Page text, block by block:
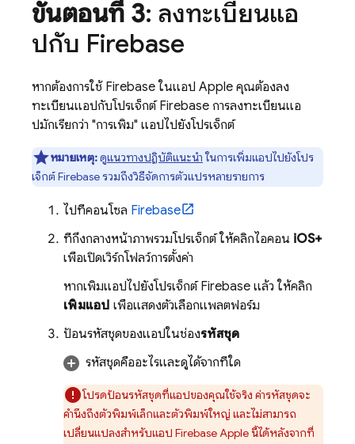
ขั้นตอนที่ 3: ลงทะเบียนแอ
ปกับ Firebase
หากต้องการใช้ Firebase ในแอป Apple คุณต้องลง
ทะเบียนแอปกับโปรเจ็กต์ Firebase การลงทะเบียนแอ
ปมักเรียกว่า "การเพิ่ม" แอปไปยังโปรเจ็กต์
หมายเหตุ:ดูแนวทางปฏิบัติแนะนำ ในการเพิ่มแอปไปยังโปร
เจ็กต์ Firebase รวมถึงวิธีจัดการตัวแปรหลายรายการ
ไปที่คอนโซล Firebase
ที่กึ่งกลางหน้าภาพรวมโปรเจ็กต์ ให้คลิกไอคอน iOS+
เพื่อเปิดเวิร์กโฟลว์การตั้งค่า
หากเพิ่มแอปไปยังโปรเจ็กต์ Firebase แล้ว ให้คลิก
เพิ่มแอป เพื่อแสดงตัวเลือกแพลตฟอร์ม
ป้อนรหัสชุดของแอปในช่องรหัสชุด
รหัสชุดคืออะไรและดูได้จากที่ใด
โปรดป้อนรหัสชุดที่แอปของคุณใช้จริง ค่ารหัสชุดจะ
คำนึงถึงตัวพิมพ์เล็กและตัวพิมพ์ใหญ่ และไม่สามารถ
เปลี่ยนแปลงสำหรับแอป Firebase Apple นี้ได้หลังจากที่